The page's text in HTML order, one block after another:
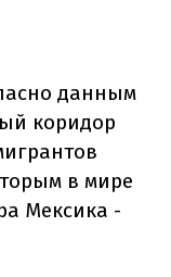
данным
коридор
в мире
Мексика -